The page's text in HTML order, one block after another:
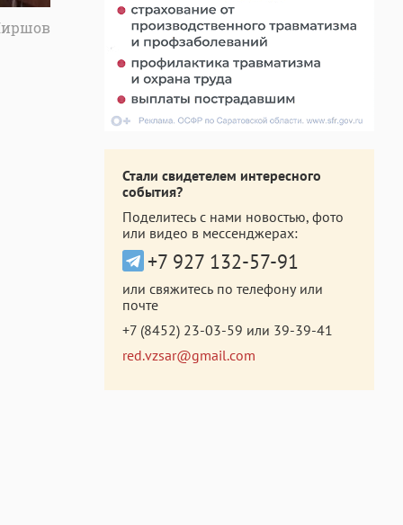
Стали свидетелем интересного
события?
Поделитесь с нами новостью, фото
или видео в мессенджерах:
+7 927 132-57-91
или свяжитесь по телефону или
почте
+7 (8452) 23-03-59 или 39-39-41
red.vzsar@gmail.com